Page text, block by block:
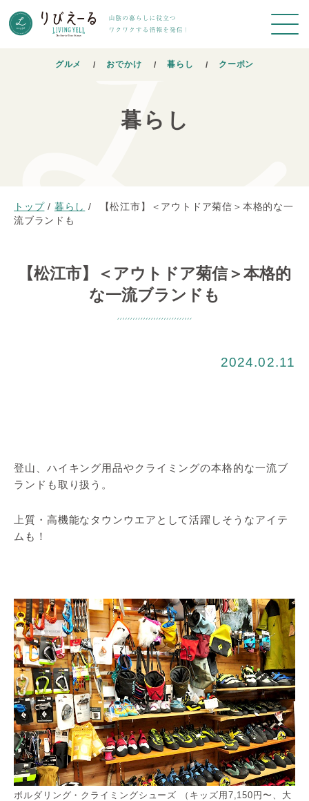
グルメ おでかけ 暮らし クーポン
暮らし
トップ / 暮らし /
【松江市】＜アウトドア菊信＞本格的な一
流ブランドも
【松江市】＜アウトドア菊信＞本格的
な一流ブランドも
2024.02.11
登山、ハイキング用品やクライミングの本格的な一流ブ
ランドも取り扱う。
上質・高機能なタウンウエアとして活躍しそうなアイテ
ムも！
ボルダリング・クライミングシューズ （キッズ用7,150円〜、大